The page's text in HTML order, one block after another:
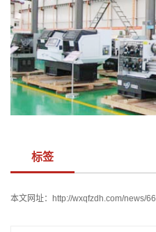
标签
本文网址： http://wxqfzdh.com/news/